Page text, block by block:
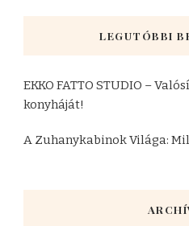
LEGUTÓBBI
EKKO FATTO STUDIO –
konyháját!
A Zuhanykabinok Világa: